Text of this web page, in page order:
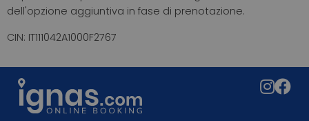
dell'opzione aggiuntiva in fase di prenotazione.
CIN: IT111042A1000F2767